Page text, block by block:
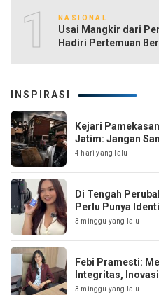
10NASIONAL
Usai Mangkir dari
Hadiri Pertemuan
INSPIRASI
Kejari
Jatim: Jangan
4 hari yang lalu
Di Tengah
Perlu Punya
3 minggu yang lalu
Febi Pramesti:
Integritas,
3 minggu yang lalu